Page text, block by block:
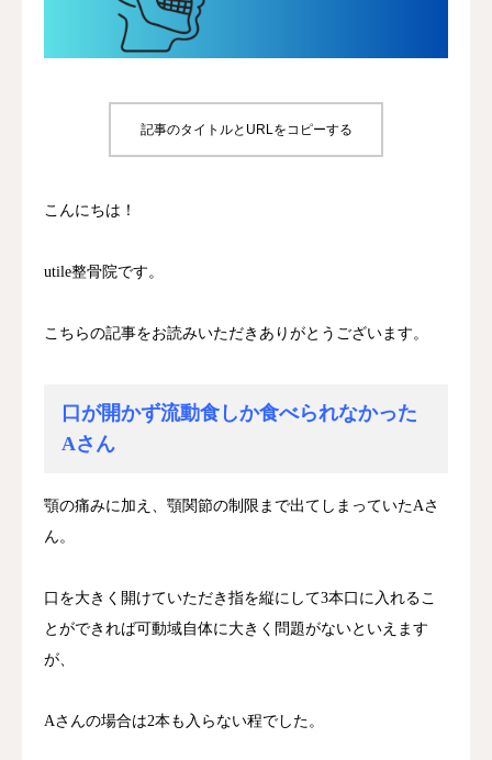
記事のタイトルとURLをコピーする
こんにちは！
utile整骨院です。
こちらの記事をお読みいただきありがとうございます。
口が開かず流動食しか食べられなかった
Aさん
顎の痛みに加え、顎関節の制限まで出てしまっていたAさ
ん。
口を大きく開けていただき指を縦にして3本口に入れるこ
とができれば可動域自体に大きく問題がないといえます
が、
Aさんの場合は2本も入らない程でした。
診療時間/アクセス
お問い合わせ
utileブログ
良くある質問